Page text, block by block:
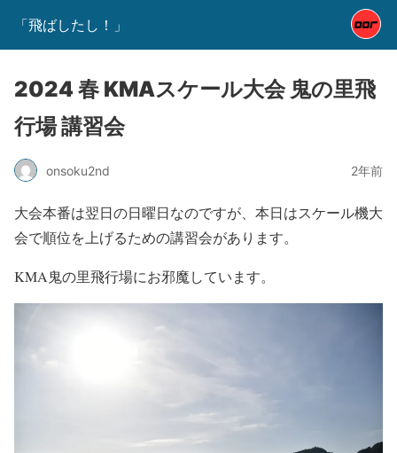
「飛ばしたし！」
2024 春 KMAスケール大会 鬼の里飛
行場 講習会
onsoku2nd 2年前
大会本番は翌日の日曜日なのですが、本日はスケール機大
会で順位を上げるための講習会があります。
KMA鬼の里飛行場にお邪魔しています。